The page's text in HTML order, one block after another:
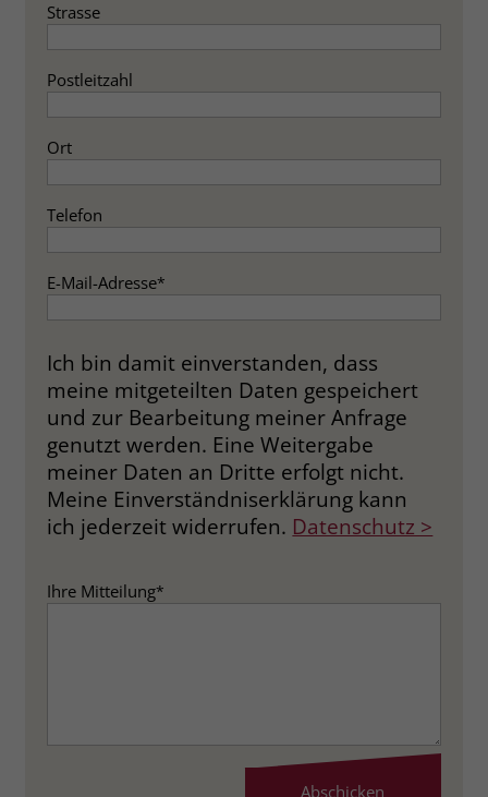
Strasse
Postleitzahl
Ort
Telefon
E-Mail-Adresse*
Ich bin damit einverstanden, dass
meine mitgeteilten Daten gespeichert
und zur Bearbeitung meiner Anfrage
genutzt werden. Eine Weitergabe
meiner Daten an Dritte erfolgt nicht.
Meine Einverständniserklärung kann
ich jederzeit widerrufen. Datenschutz >
Ihre Mitteilung*